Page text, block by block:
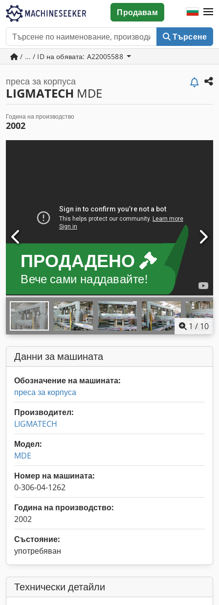
Търсене
Продавам
/ ... / ID на обявата: A22005588
преса за корпуса
LIGMATECH MDE
Година на производство
2002
ПРОДАДЕНО
Вече сами наддавайте!
1 / 10
Данни за машината
Обозначение на машината:
преса за корпуса
Производител:
LIGMATECH
Модел:
MDE
Номер на машината:
0-306-04-1262
Година на производство:
2002
Състояние:
употребяван
Технически детайли